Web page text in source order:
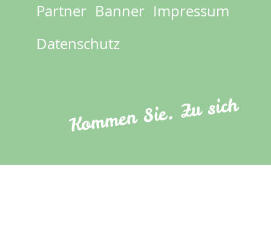
Footer
menu
Partner Banner Impressum
Datenschutz
Kommen Sie. Zu sich